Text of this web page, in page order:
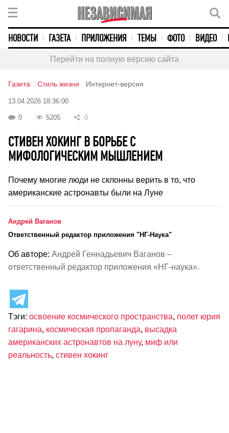
НОВОСТИ ГАЗЕТА ПРИЛОЖЕНИЯ ТЕМЫ ФОТО ВИДЕО
Перейти на полную версию сайта
Газета Стиль жизни Интернет-версия
13.04.2026 18:36:00
0 5205 0
СТИВЕН ХОКИНГ В БОРЬБЕ С
МИФОЛОГИЧЕСКИМ МЫШЛЕНИЕМ
Почему многие люди не склонны верить в то, что
американские астронавты были на Луне
Андрей Ваганов
Ответственный редактор приложения "НГ-Наука"
Об авторе: Андрей Геннадьевич Ваганов –
ответственный редактор приложения «НГ-наука».
Тэги: освоение космического пространства, полет юрия
гагарина, космическая пропаганда, высадка
американских астронавтов на луну, миф или
реальность, стивен хокинг